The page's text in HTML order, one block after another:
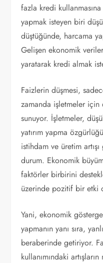
fazla kredi
yapmak isteyen biri
düştüğünde, harcama
Gelişen ekonomik
yaratarak kredi almak
Faizlerin düşmesi,
zamanda işletmeler için
sunuyor. İşletmeler,
yatırım yapma
istihdam ve üretim
durum. Ekonomik
faktörler birbirini
üzerinde pozitif bir etki
Yani, ekonomik
yapmanın yanı sıra,
beraberinde getiriyor.
kullanımındaki